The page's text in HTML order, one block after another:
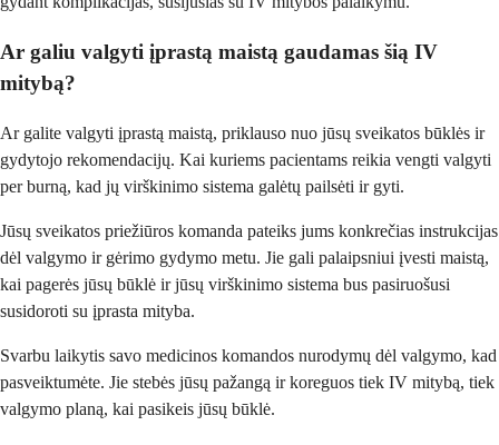
Ar galiu valgyti įprastą maistą gaudamas šią IV
mitybą?
Ar galite valgyti įprastą maistą, priklauso nuo jūsų sveikatos būklės ir
gydytojo rekomendacijų. Kai kuriems pacientams reikia vengti valgyti
per burną, kad jų virškinimo sistema galėtų pailsėti ir gyti.
Jūsų sveikatos priežiūros komanda pateiks jums konkrečias instrukcijas
dėl valgymo ir gėrimo gydymo metu. Jie gali palaipsniui įvesti maistą,
kai pagerės jūsų būklė ir jūsų virškinimo sistema bus pasiruošusi
susidoroti su įprasta mityba.
Svarbu laikytis savo medicinos komandos nurodymų dėl valgymo, kad
pasveiktumėte. Jie stebės jūsų pažangą ir koreguos tiek IV mitybą, tiek
valgymo planą, kai pasikeis jūsų būklė.